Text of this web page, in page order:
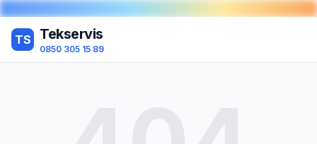
TS Tekservis
0850 305 15 89